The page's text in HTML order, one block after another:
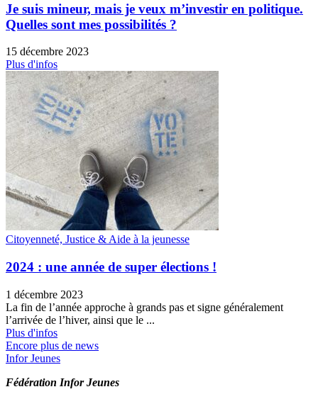
Je suis mineur, mais je veux m’investir en politique.
Quelles sont mes possibilités ?
15 décembre 2023
Plus d'infos
Citoyenneté, Justice & Aide à la jeunesse
2024 : une année de super élections !
1 décembre 2023
La fin de l’année approche à grands pas et signe généralement
l’arrivée de l’hiver, ainsi que le ...
Plus d'infos
Encore plus de news
Infor Jeunes
Fédération Infor Jeunes